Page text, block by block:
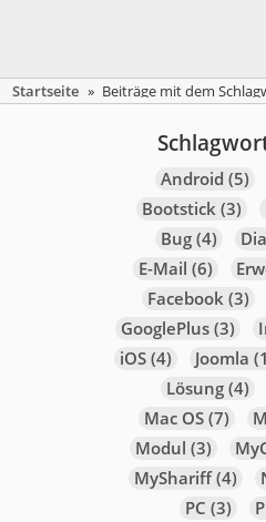
Startseite » Beiträge mit dem
Android (5)
Bootstick(3)
Bug(4)
E-Mail (6)
Facebook(3)
GooglePlus(3)
iOS(4) Joomla
Lösung(4)
Mac OS(7)
Modul (3)
MyShariff(4)
PC (3)